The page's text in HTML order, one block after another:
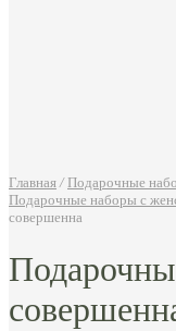
Главная / Подарочные
Подарочные наборы с
совершенна